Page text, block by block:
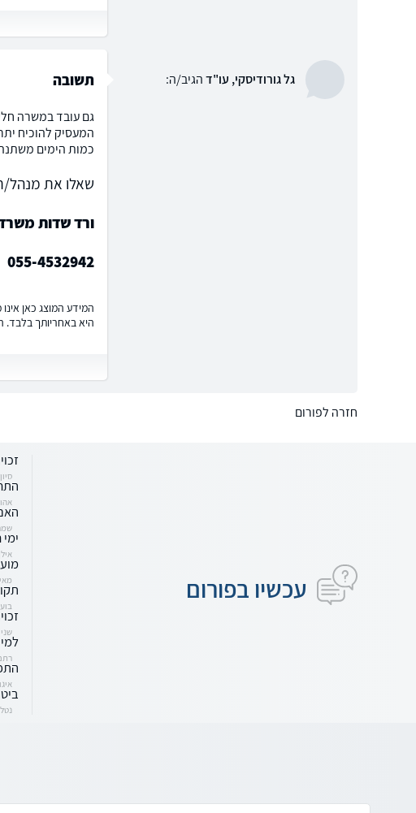
גל גורודיסקי, עו"דהגיב/ה: תשובה
גם עובד במשרה
המעסיק להוכיח
כמות הימים משתנה
שאלו את מנהל/
ורד שדות
055-4532942
המידע המוצג כאן
היא באחריותך בלבד.
חזרה לפורום
עכשיו בפורום
סיון
אילן
שני